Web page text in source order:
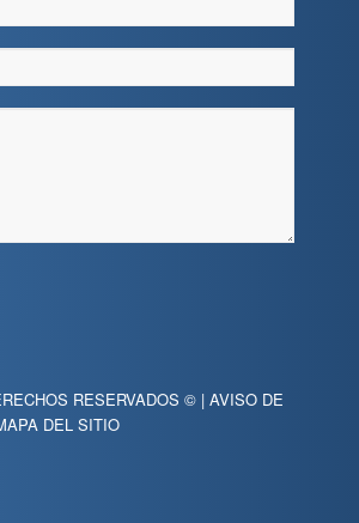
RESERVADOS © | AVISO DE
DEL SITIO